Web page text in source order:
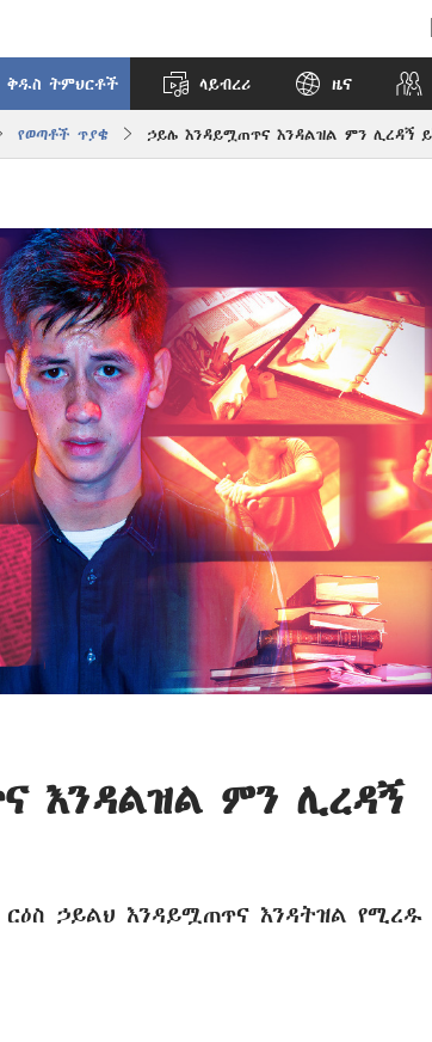
ቅዱስ ትምህርቶች ላይብረሪ ዜና
የወጣቶች ጥያቄ ኃይሌ እንዳይሟጠጥና እንዳልዝል ምን ሊረዳኝ
እንዳልዝል ምን ሊረዳኝ
ኃይልህ እንዳይሟጠጥና እንዳትዝል የሚረዱ